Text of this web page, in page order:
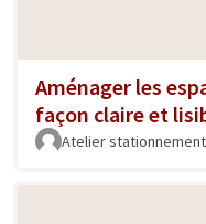
Aménager les
façon claire et
Atelier